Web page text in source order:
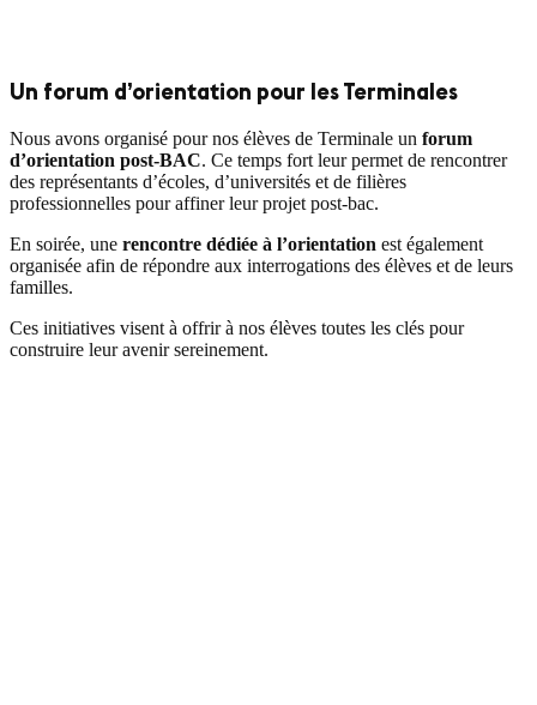
Un forum d’orientation pour les Terminales
Nous avons organisé pour nos élèves de Terminale un forum
d’orientation post-BAC. Ce temps fort leur permet de rencontrer
des représentants d’écoles, d’universités et de filières
professionnelles pour affiner leur projet post-bac.
En soirée, une rencontre dédiée à l’orientation est également
organisée afin de répondre aux interrogations des élèves et de leurs
familles.
Ces initiatives visent à offrir à nos élèves toutes les clés pour
construire leur avenir sereinement.